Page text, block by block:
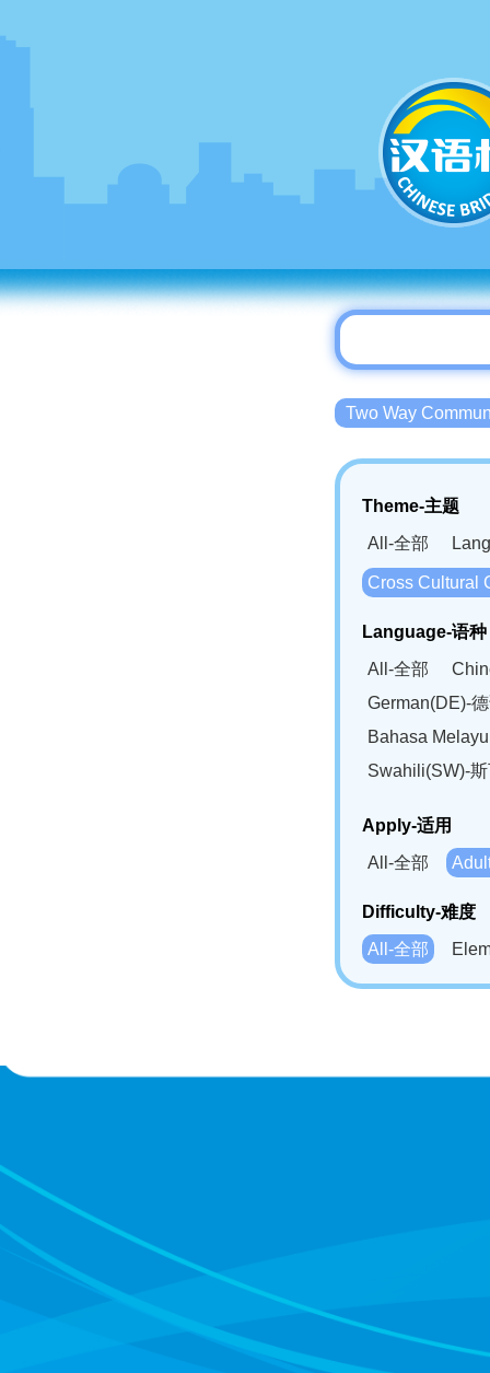
Two Way
Theme-主题
All-全部
Cross Cultural
Language-语种
All-全部
German(DE)-
Bahasa
Swahili(SW)-
Apply-适用
All-全部
Difficulty-难度
All-全部